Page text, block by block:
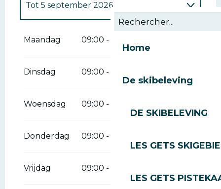
Home
De skibeleving
DE SKIBELEVING
LES GETS
LES GETS
1 januari 2026 tot5 april 2026
Tot 5 september 2026
Maandag 09:00 - 19:00
Dinsdag 09:00 - 19:00
Woensdag 09:00 - 19:00
Donderdag 09:00 - 19:00
Vrijdag 09:00 - 19:00